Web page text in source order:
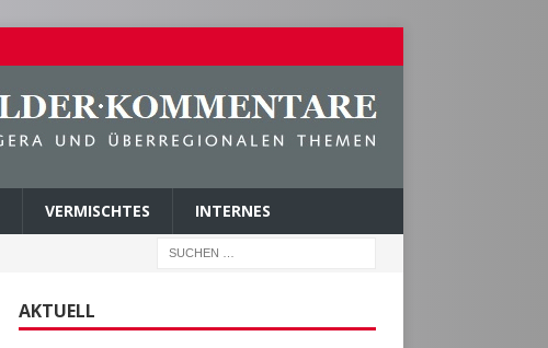
VERMISCHTES INTERNES
AKTUELL